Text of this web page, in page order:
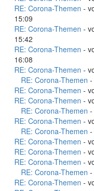
RE: Corona-Themen -
15:09
RE: Corona-Themen -
15:42
RE: Corona-Themen -
16:08
RE: Corona-Themen -
RE: Corona-Themen -
RE: Corona-Themen -
RE: Corona-Themen -
RE: Corona-Themen -
RE: Corona-Themen -
RE: Corona-Themen -
RE: Corona-Themen -
RE: Corona-Themen -
RE: Corona-Themen -
RE: Corona-Themen -
RE: Corona-Themen -